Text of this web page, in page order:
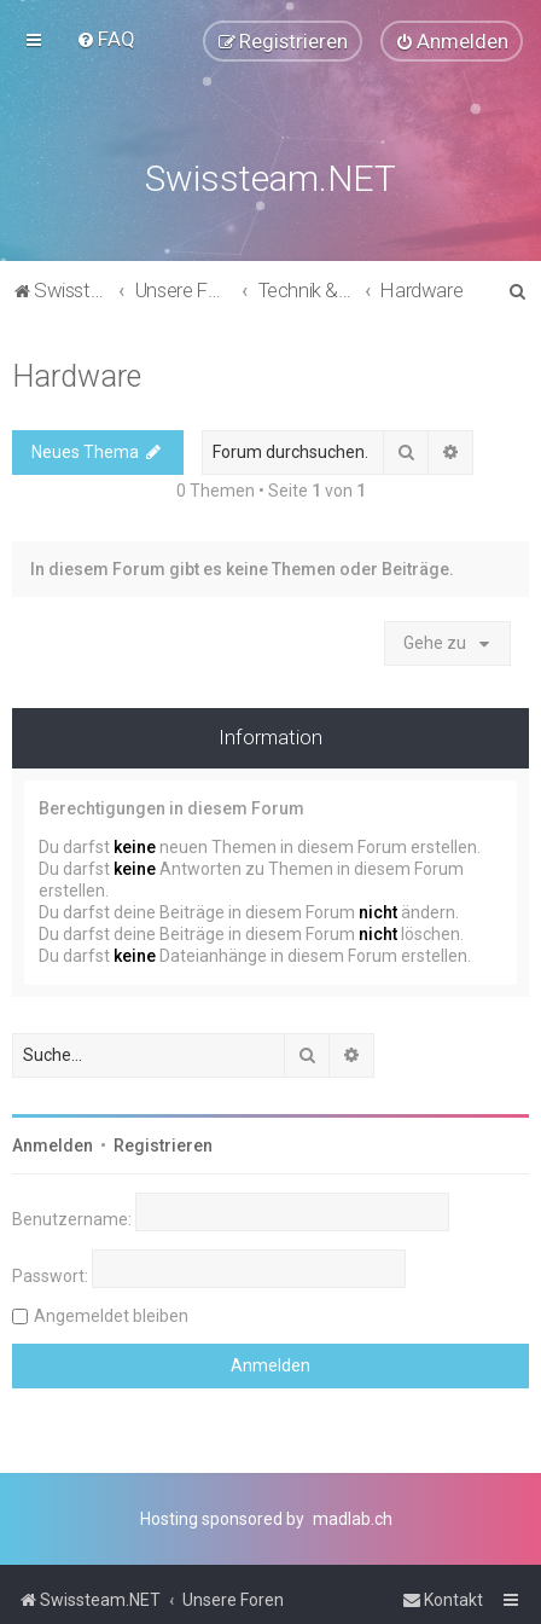
FAQ Anmelden
Registrieren
Swissteam.NET
Swissteam.NET Unsere Foren Technik & Support Hardware
Hardware
Neues Thema Suche
0 Themen • Seite 1 von 1
In diesem Forum gibt es keine Themen oder Beiträge.
Gehe zu
Information
Berechtigungen in diesem Forum
Du darfst keine neuen Themen in diesem Forum erstellen.
Du darfst keine Antworten zu Themen in diesem Forum
erstellen.
Du darfst deine Beiträge in diesem Forum nicht ändern.
Du darfst deine Beiträge in diesem Forum nicht löschen.
Du darfst keine Dateianhänge in diesem Forum erstellen.
Suche
Anmelden • Registrieren
Benutzername:
Passwort:
Angemeldet bleiben
Hosting sponsored by madlab.ch
Swissteam.NET Unsere Foren Kontakt